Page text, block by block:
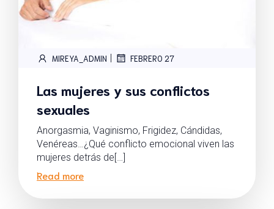
MIREYA_ADMIN | FEBRERO 27
Las mujeres y sus conflictos
sexuales
Anorgasmia, Vaginismo, Frigidez, Cándidas,
Venéreas…¿Qué conflicto emocional viven las
mujeres detrás de[…]
Read more